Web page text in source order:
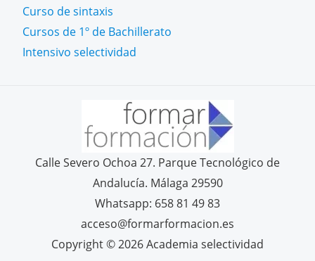
Curso de sintaxis
Cursos de 1º de Bachillerato
Intensivo selectividad
Calle Severo Ochoa 27. Parque Tecnológico de
Andalucía. Málaga 29590
Whatsapp: 658 81 49 83
acceso@formarformacion.es
Copyright © 2026 Academia selectividad